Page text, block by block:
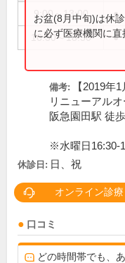
9:00～13:00 ●
16:30～18:30 ●
お盆(8月中旬)は休
に必ず医療機関に直
備考:
【2019年1
リニューアル
阪急園田駅 徒
※水曜日16:30-
休診日: 日、祝
オンライン診療
口コミ
どの時間帯でも、